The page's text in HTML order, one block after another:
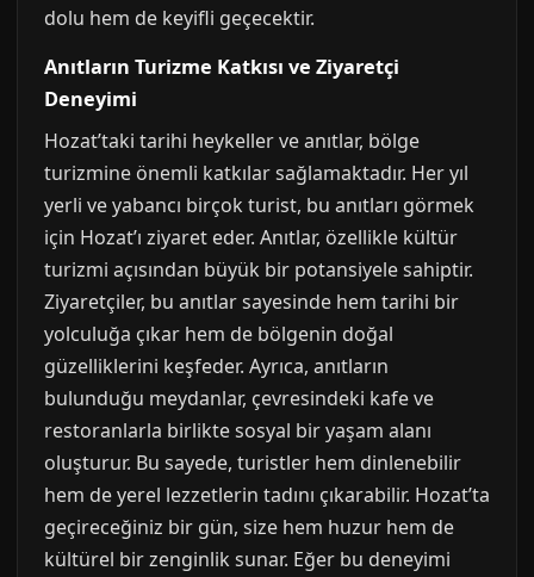
dolu hem de keyifli geçecektir.
Anıtların Turizme Katkısı ve Ziyaretçi
Deneyimi
Hozat’taki tarihi heykeller ve anıtlar, bölge
turizmine önemli katkılar sağlamaktadır. Her yıl
yerli ve yabancı birçok turist, bu anıtları görmek
için Hozat’ı ziyaret eder. Anıtlar, özellikle kültür
turizmi açısından büyük bir potansiyele sahiptir.
Ziyaretçiler, bu anıtlar sayesinde hem tarihi bir
yolculuğa çıkar hem de bölgenin doğal
güzelliklerini keşfeder. Ayrıca, anıtların
bulunduğu meydanlar, çevresindeki kafe ve
restoranlarla birlikte sosyal bir yaşam alanı
oluşturur. Bu sayede, turistler hem dinlenebilir
hem de yerel lezzetlerin tadını çıkarabilir. Hozat’ta
geçireceğiniz bir gün, size hem huzur hem de
kültürel bir zenginlik sunar. Eğer bu deneyimi